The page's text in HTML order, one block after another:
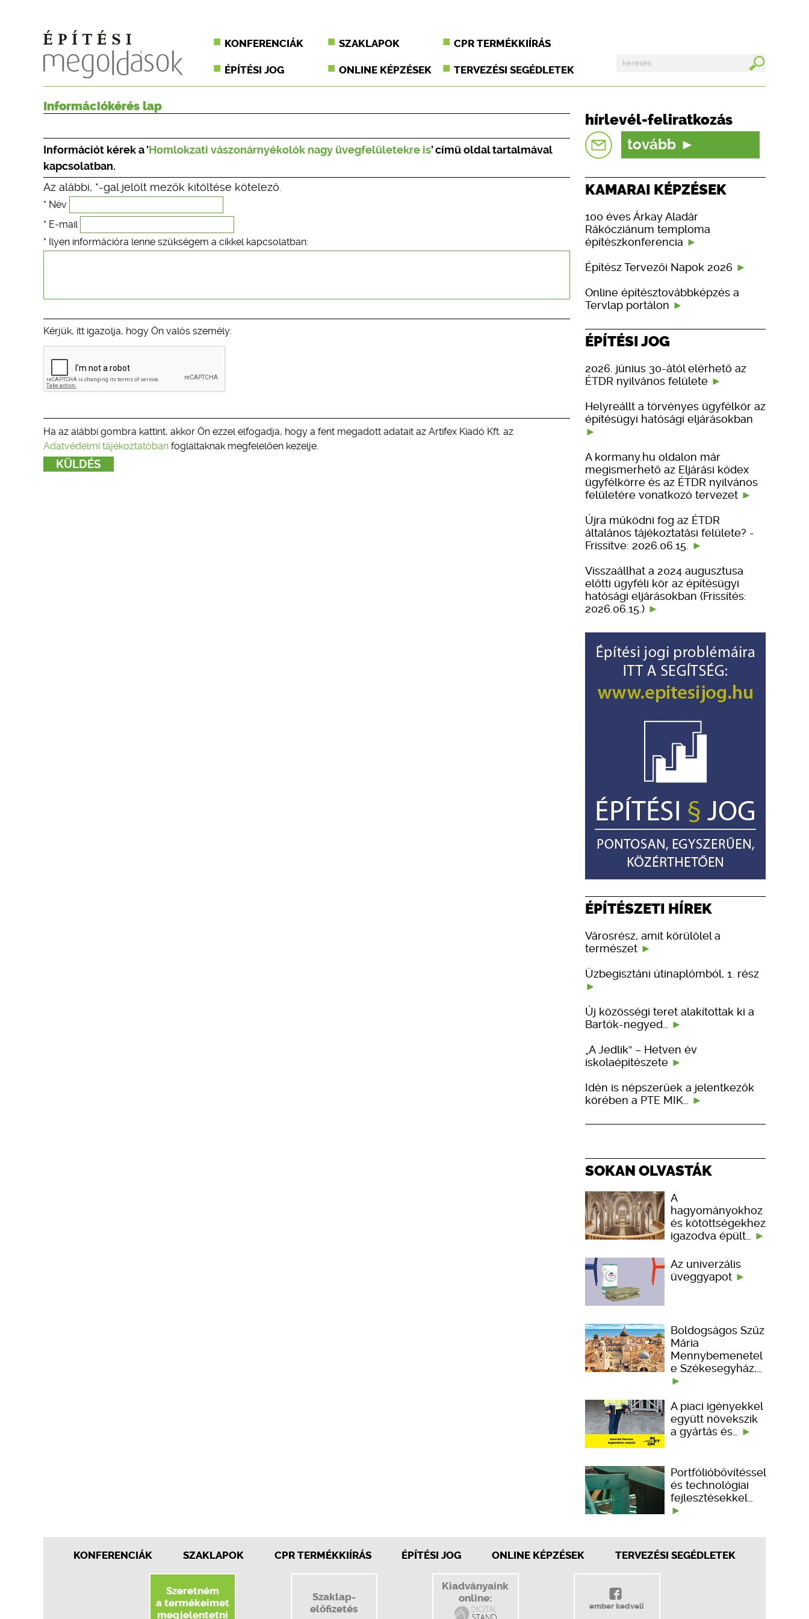
KONFERENCIÁK SZAKLAPOK CPR TERMÉKKIÍRÁS
ÉPÍTÉSI JOG ONLINE KÉPZÉSEK TERVEZÉSI SEGÉDLETEK
Információkérés lap
Információt kérek a 'Homlokzati vászonárnyékolók nagy üvegfelületekre is' című oldal tartalmával
kapcsolatban.
Az alábbi, *-gal jelölt mezők kitöltése kötelező.
* Név
* E-mail
* Ilyen információra lenne szükségem a cikkel kapcsolatban:
Kérjük, itt igazolja, hogy Ön valós személy:
Ha az alábbi gombra kattint, akkor Ön ezzel elfogadja, hogy a fent megadott adatait az Artifex Kiadó Kft. az
Adatvédelmi tájékoztatóban foglaltaknak megfelelően kezelje.
hírlevél-feliratkozás
tovább
KAMARAI KÉPZÉSEK
100 éves Árkay Aladár
Rákócziánum temploma
építészkonferencia
Építész Tervezői Napok 2026
Online építésztovábbképzés a
Tervlap portálon
ÉPÍTÉSI JOG
2026. június 30-ától elérhető az
ÉTDR nyilvános felülete
Helyreállt a törvényes ügyfélkör az
építésügyi hatósági eljárásokban
A kormany.hu oldalon már
megismerhető az Eljárási kódex
ügyfélkörre és az ÉTDR nyilvános
felületére vonatkozó tervezet
Újra működni fog az ÉTDR
általános tájékoztatási felülete? -
Frissítve: 2026.06.15.
Visszaállhat a 2024 augusztusa
előtti ügyféli kör az építésügyi
hatósági eljárásokban (Frissítés:
2026.06.15.)
ÉPÍTÉSZETI HÍREK
Városrész, amit körülölel a
természet
Üzbegisztáni útinaplómból, 1. rész
Új közösségi teret alakítottak ki a
Bartók-negyed…
„A Jedlik” – Hetven év
iskolaépítészete
Idén is népszerűek a jelentkezők
körében a PTE MIK…
SOKAN OLVASTÁK
A
hagyományokhoz
és kötöttségekhez
igazodva épült…
Az univerzális
üveggyapot
Boldogságos Szűz
Mária
Mennybemenetel
e Székesegyház,…
A piaci igényekkel
együtt növekszik
a gyártás és…
Portfólióbővítéssel
és technológiai
fejlesztésekkel…
KONFERENCIÁK SZAKLAPOK CPR TERMÉKKIÍRÁS ÉPÍTÉSI JOG ONLINE KÉPZÉSEK TERVEZÉSI SEGÉDLETEK
Szeretném
a termékeimet
megjelentetni
Szaklap-
előfizetés
Kiadványaink
online:
ember kedveli